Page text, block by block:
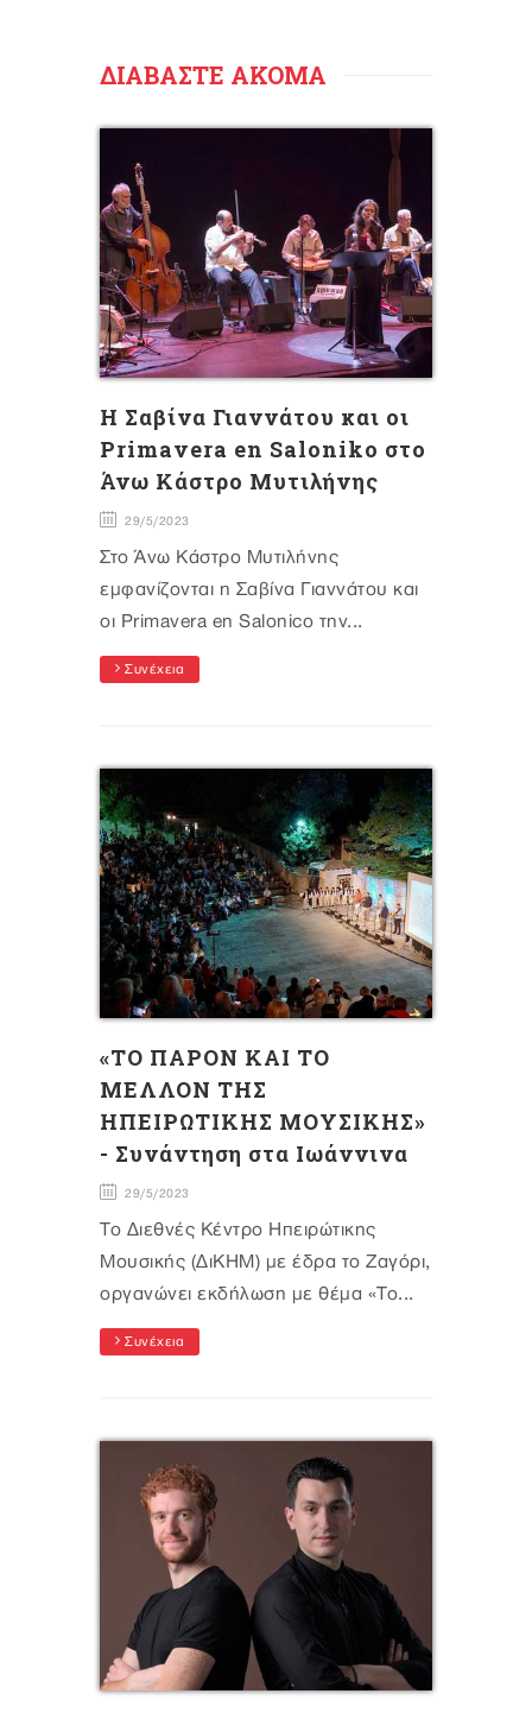
ΔΙΑΒΑΣΤΕ ΑΚΟΜΑ
H Σαβίνα Γιαννάτου και οι
Primavera en Saloniko στο
Άνω Κάστρο Μυτιλήνης
29/5/2023
Στο Άνω Κάστρο Μυτιλήνης
εμφανίζονται η Σαβίνα Γιαννάτου και
οι Primavera en Salonicο την...
Συνέχεια
«ΤΟ ΠΑΡΟΝ ΚΑΙ ΤΟ
ΜΕΛΛΟΝ ΤΗΣ
ΗΠΕΙΡΩΤΙΚΗΣ ΜΟΥΣΙΚΗΣ»
- Συνάντηση στα Ιωάννινα
29/5/2023
To Διεθνές Κέντρο Ηπειρώτικης
Μουσικής (ΔιΚΗΜ) με έδρα το Ζαγόρι,
οργανώνει εκδήλωση με θέμα «Το...
Συνέχεια